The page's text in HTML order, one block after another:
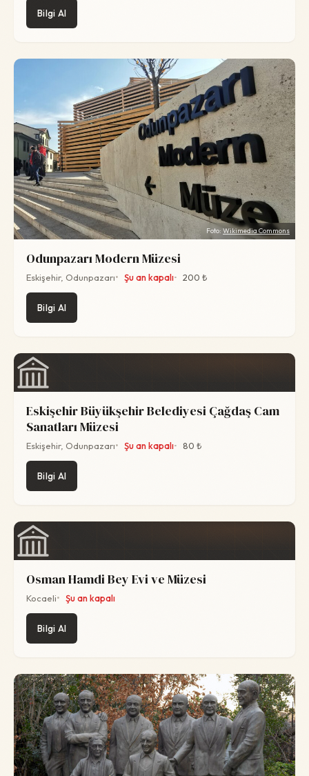
Bilgi Al
Foto: Wikimedia Commons
Odunpazarı Modern Müzesi
Eskişehir, Odunpazarı Şu an kapalı 200 ₺
Bilgi Al
Eskişehir Büyükşehir Belediyesi Çağdaş Cam
Sanatları Müzesi
Eskişehir, Odunpazarı Şu an kapalı 80 ₺
Bilgi Al
Osman Hamdi Bey Evi ve Müzesi
Kocaeli Şu an kapalı
Bilgi Al